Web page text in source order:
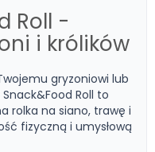
Roll -
i królików
gryzoniowi lub
Snack&Food Roll to
rolka na siano, trawę i
fizyczną i umysłową